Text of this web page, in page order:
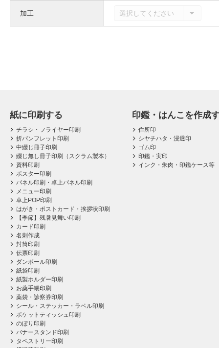
加工 選択してください
紙に印刷する
チラシ・フライヤー印刷
折パンフレット印刷
中綴じ冊子印刷
綴じ無し冊子印刷（スクラム製本）
資料印刷
ポスター印刷
パネル印刷・卓上パネル印刷
メニュー印刷
卓上POP印刷
はがき・ポストカード・挨拶状印刷
【季節】残暑見舞い印刷
カード印刷
名刺作成
封筒印刷
伝票印刷
ダンボール印刷
紙袋印刷
紙製ホルダー印刷
お薬手帳印刷
薬袋・診察券印刷
シール・ステッカー・ラベル印刷
ポケットティッシュ印刷
のぼり印刷
バナースタンド印刷
タペストリー印刷
印鑑・はんこを作成
住所印
シヤチハタ・浸透印
ゴム印
印鑑・実印
インク・朱肉・印鑑ケース等